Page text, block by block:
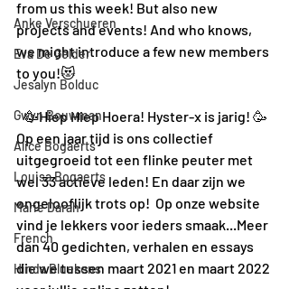
Anke Verschueren
Eva De Gelder
Jesalyn Bolduc
Gwyn Bouwman
Alice Bogaerts
Louisa Bogaerts
Marie Darah
French
Hinda Bluekens
from us this week! But also new
projects and events! And who knows,
we might introduce a few new members
to you!😻
   🥳Hiep Hiep Hoera! Hyster-x is jarig! 🥳
Op een jaar tijd is ons collectief
uitgegroeid tot een flinke peuter met
wel 33 actieve leden! En daar zijn we
ongelooflijk trots op!  Op onze website
vind je lekkers voor ieders smaak...Meer
dan 40 gedichten, verhalen en essays
die we tussen maart 2021 en maart 2022